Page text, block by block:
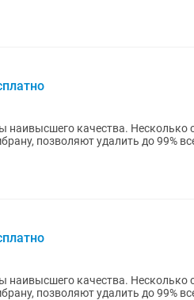
наивысшего качества. Несколько
позволяют удалить до 99%
наивысшего качества. Несколько
позволяют удалить до 99%